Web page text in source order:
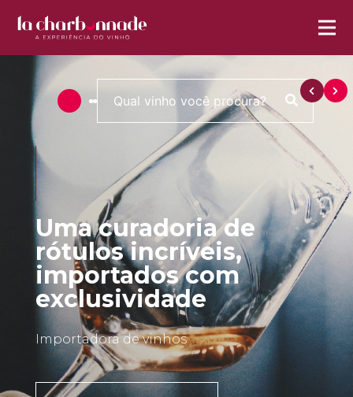
Uma curadoria de
rótulos incríveis,
importados com
exclusividade
Importadora de vinhos